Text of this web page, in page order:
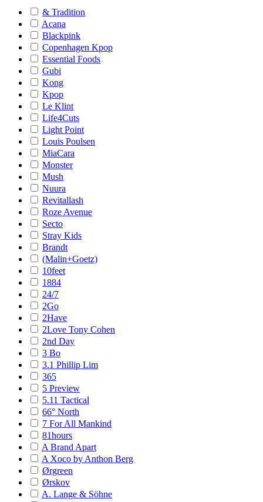
& Tradition
Acana
Blackpink
Copenhagen Kpop
Essential Foods
Gubi
Kong
Kpop
Le Klint
Life4Cuts
Light Point
Louis Poulsen
MiaCara
Monster
Mush
Nuura
Revitallash
Roze Avenue
Secto
Stray Kids
Brandt
(Malin+Goetz)
10feet
1884
24/7
2Go
2Have
2Love Tony Cohen
2nd Day
3 Bo
3.1 Phillip Lim
365
5 Preview
5.11 Tactical
66° North
7 For All Mankind
81hours
A Brand Apart
A Xoco by Anthon Berg
Ørgreen
Ørskov
A. Lange & Söhne